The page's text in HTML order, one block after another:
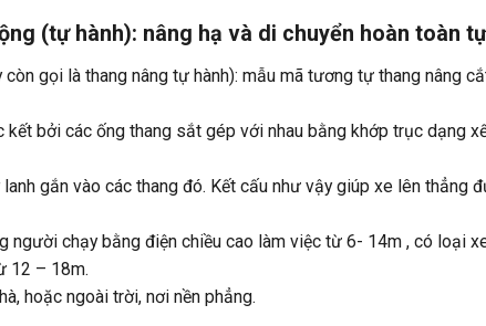
(tự hành): nâng hạ và di chuyển hoàn toàn
còn gọi là thang nâng tự hành): mẫu mã tương tự thang nâng
kết bởi các ống thang sắt gép với nhau bằng khớp trục dạng
gắn vào các thang đó. Kết cấu như vậy giúp xe lên thẳng
người chạy bằng điện chiều cao làm việc từ 6- 14m , có loại
12 – 18m.
hoặc ngoài trời, nơi nền phẳng.